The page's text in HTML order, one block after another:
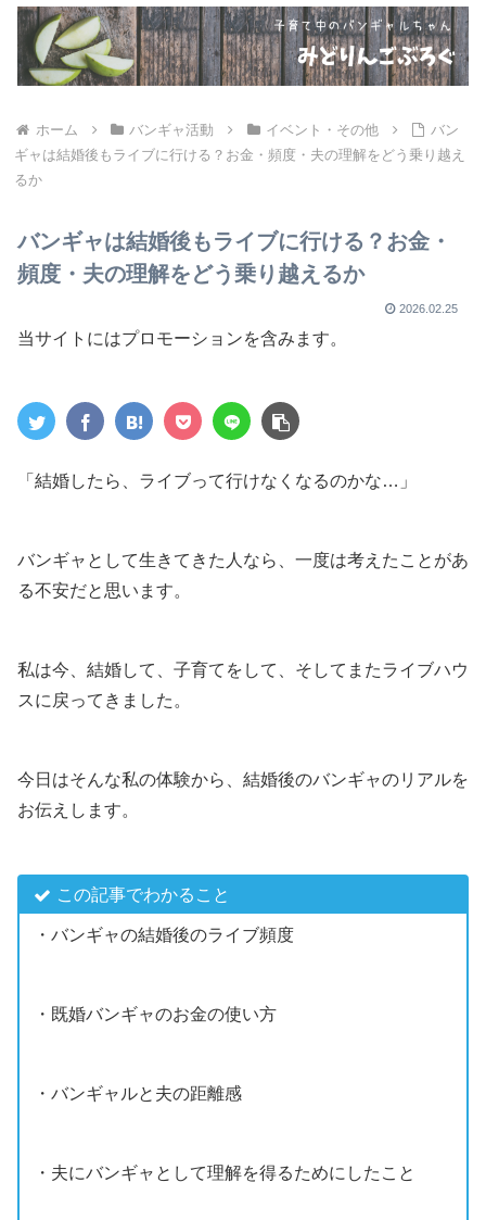
ホーム バンギャ活動 イベント・その他
バン
ギャは結婚後もライブに行ける？お金・頻度・夫の理解をどう乗り越え
るか
バンギャは結婚後もライブに行ける？お金・
頻度・夫の理解をどう乗り越えるか
2026.02.25
当サイトにはプロモーションを含みます。
「結婚したら、ライブって行けなくなるのかな…」
バンギャとして生きてきた人なら、一度は考えたことがあ
る不安だと思います。
私は今、結婚して、子育てをして、そしてまたライブハウ
スに戻ってきました。
今日はそんな私の体験から、結婚後のバンギャのリアルを
お伝えします。
この記事でわかること
・バンギャの結婚後のライブ頻度
・既婚バンギャのお金の使い方
・バンギャルと夫の距離感
・夫にバンギャとして理解を得るためにしたこと